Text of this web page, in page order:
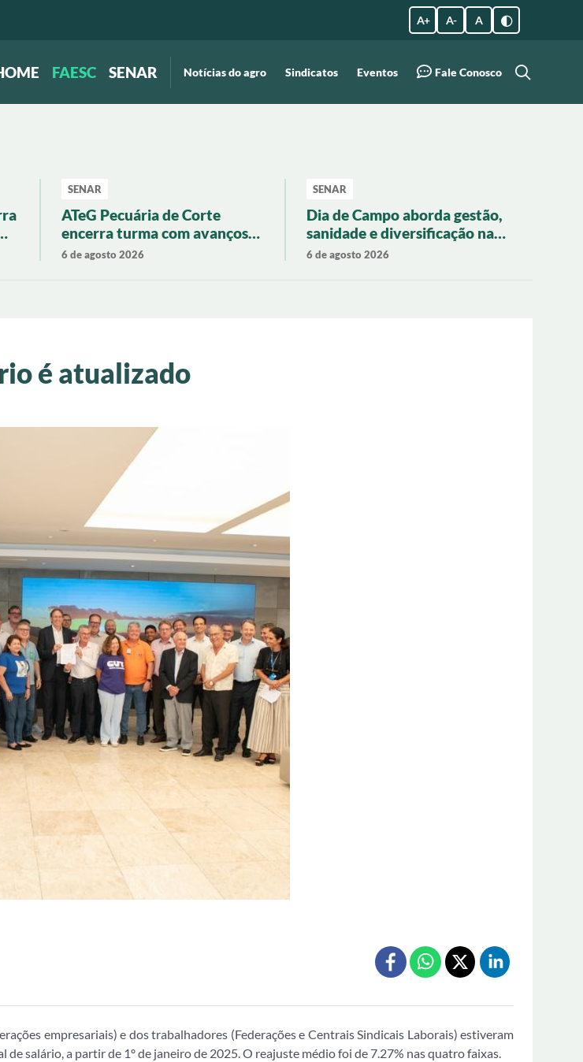
A + A - A
FAESC SENAR Notícias do agro Sindicatos Eventos Fale Conosco
SENAR
ATeG Pecuária de Corte
encerra turma com avanços
em produtividade e gestão
6 de agosto 2026
SENAR
Dia de Campo aborda gestão,
sanidade e diversificação na
pecuária regional
6 de agosto 2026
é atualizado
empresariais) e dos trabalhadores (Federações e Centrais Sindicais Laborais) estiveram
salário, a partir de 1º de janeiro de 2025. O reajuste médio foi de 7.27% nas quatro faixas.